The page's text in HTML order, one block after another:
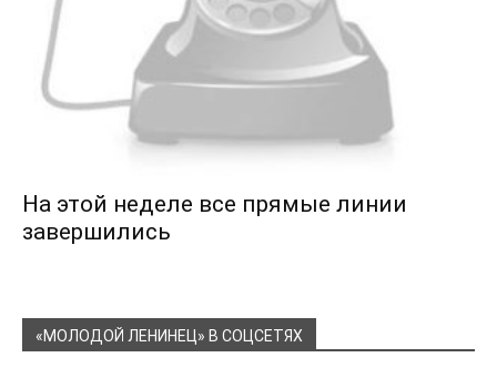
На этой неделе все прямые линии
завершились
«МОЛОДОЙ ЛЕНИНЕЦ» В СОЦСЕТЯХ